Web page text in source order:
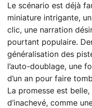
Le scénario est déjà
miniature intrigante,
clic, une narration
pourtant populaire.
généralisation des
l’auto‑doublage, une
d’un an pour faire
La promesse est
d’inachevé, comme